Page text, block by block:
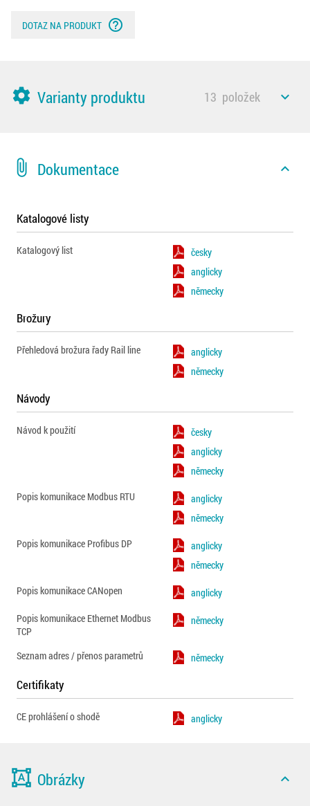
DOTAZ NA PRODUKT help_outline
settings Varianty produktu 13 položek expand_less
attach_file Dokumentace expand_less
Katalogové listy
Katalogový list
česky
anglicky
německy
Brožury
Přehledová brožura řady Rail line
anglicky
německy
Návody
Návod k použití
česky
anglicky
německy
Popis komunikace Modbus RTU
anglicky
německy
Popis komunikace Profibus DP
anglicky
německy
Popis komunikace CANopen
anglicky
Popis komunikace Ethernet Modbus
TCP
německy
Seznam adres / přenos parametrů německy
Certifikaty
CE prohlášení o shodě anglicky
format_shapes Obrázky expand_less